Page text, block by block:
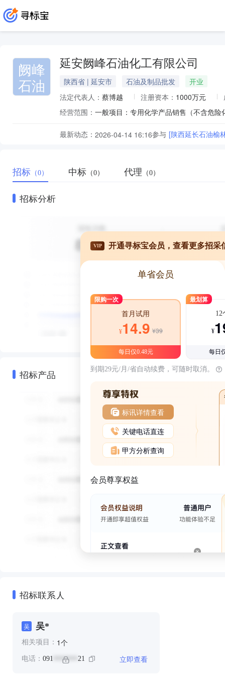
阙峰
石油
延安阙峰石油化工有限公司
陕西省 | 延安市 石油及制品批发
开业
法定代表人： 蔡博越 注册资本： 1000万元
经营范围：
最新动态： 2026-04-14 16:16参与 [陕西延长石油榆
招标 （0） 中标 （0） 代理 （0）
招标分析
招标产品
VIP 开通寻标宝会员，查看更多招采
单省会员
限购一次
首月试用
¥14.9 ¥39
每日仅0.48元
最划算
12
¥
每日
到期29元/月/省自动续费，可随时取消。
标讯详情查看
关键电话直连
甲方分析查询
会员尊享权益
招标联系人
吴 吴*
相关项目： 1个
电话： 091 ******* 21 立即查看